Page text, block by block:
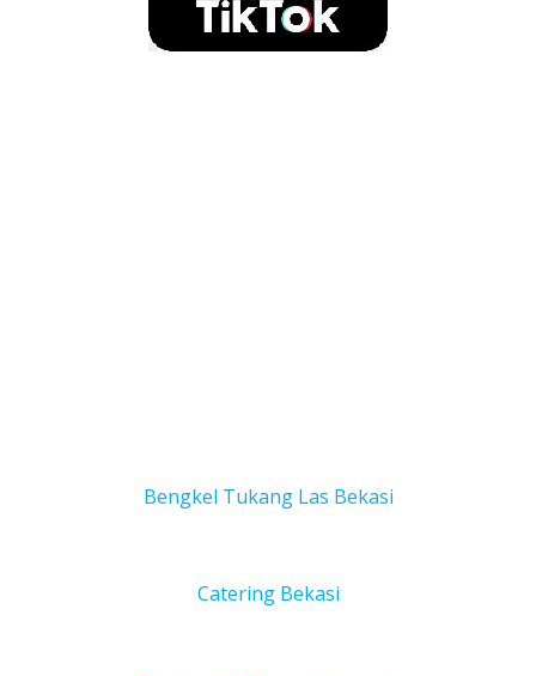
Bengkel Tukang Las Bekasi
Catering Bekasi